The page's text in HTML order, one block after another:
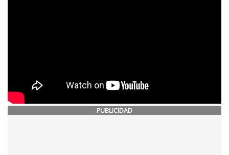
PUBLICIDAD